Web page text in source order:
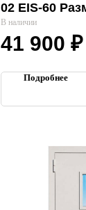
02 EIS-60
Ferroni
В наличии
41 900 ₽
Подробнее